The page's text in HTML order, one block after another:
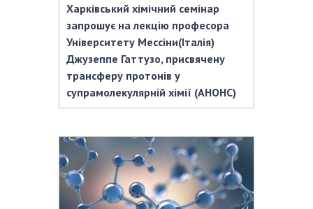
Харківський хімічний семінар
запрошує на лекцію професора
Університету Мессіни(Італія)
Джузеппе Гаттузо, присвячену
трансферу протонів у
супрамолекулярній хімії (АНОНС)